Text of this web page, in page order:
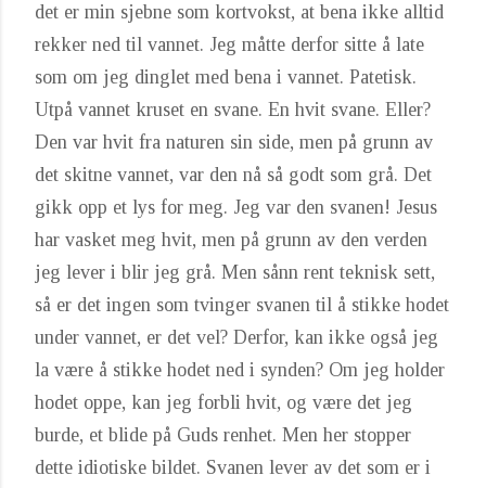
det er min sjebne som kortvokst, at bena ikke alltid
rekker ned til vannet. Jeg måtte derfor sitte å late
som om jeg dinglet med bena i vannet. Patetisk.
Utpå vannet kruset en svane. En hvit svane. Eller?
Den var hvit fra naturen sin side, men på grunn av
det skitne vannet, var den nå så godt som grå. Det
gikk opp et lys for meg. Jeg var den svanen! Jesus
har vasket meg hvit, men på grunn av den verden
jeg lever i blir jeg grå. Men sånn rent teknisk sett,
så er det ingen som tvinger svanen til å stikke hodet
under vannet, er det vel? Derfor, kan ikke også jeg
la være å stikke hodet ned i synden? Om jeg holder
hodet oppe, kan jeg forbli hvit, og være det jeg
burde, et blide på Guds renhet. Men her stopper
dette idiotiske bildet. Svanen lever av det som er i